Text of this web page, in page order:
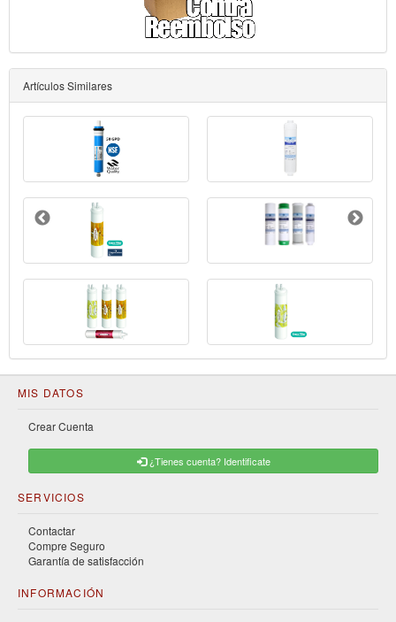
Artículos Similares
MIS DATOS
Crear Cuenta
¿Tienes cuenta? Identificate
SERVICIOS
Contactar
Compre Seguro
Garantía de satisfacción
INFORMACIÓN